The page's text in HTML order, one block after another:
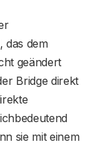
das dem
geändert
Bridge direkt
sie mit einem